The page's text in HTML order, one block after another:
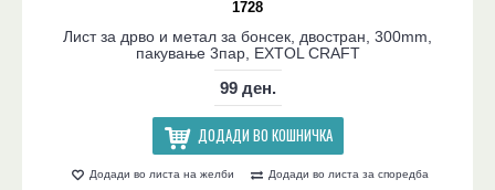
1728
Лист за дрво и метал за бонсек, двостран, 300mm,
пакување 3пар, EXTOL CRAFT
99 ден.
ДОДАДИ ВО КОШНИЧКА
Додади во листа на желби Додади во листа за споредба